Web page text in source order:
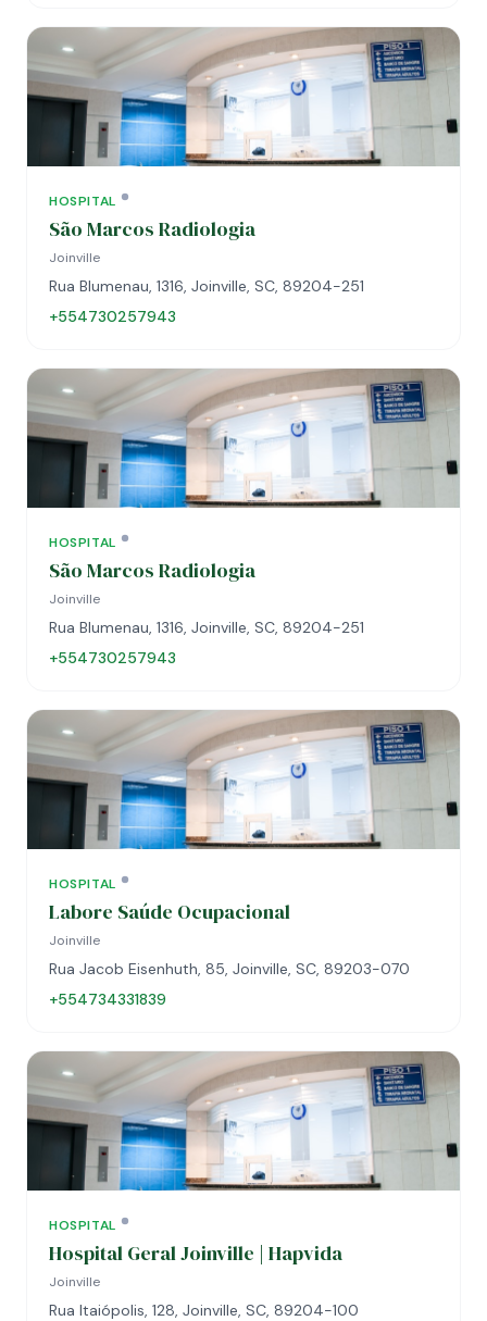
HOSPITAL
São Marcos Radiologia
Joinville
Rua Blumenau, 1316, Joinville, SC, 89204-251
+554730257943
HOSPITAL
São Marcos Radiologia
Joinville
Rua Blumenau, 1316, Joinville, SC, 89204-251
+554730257943
HOSPITAL
Labore Saúde Ocupacional
Joinville
Rua Jacob Eisenhuth, 85, Joinville, SC, 89203-070
+554734331839
HOSPITAL
Hospital Geral Joinville | Hapvida
Joinville
Rua Itaiópolis, 128, Joinville, SC, 89204-100